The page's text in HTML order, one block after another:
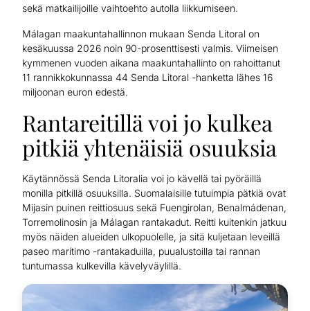
sekä matkailijoille vaihtoehto autolla liikkumiseen.
Málagan maakuntahallinnon mukaan Senda Litoral on
kesäkuussa 2026 noin 90-prosenttisesti valmis. Viimeisen
kymmenen vuoden aikana maakuntahallinto on rahoittanut
11 rannikkokunnassa 44 Senda Litoral -hanketta lähes 16
miljoonan euron edestä.
Rantareitillä voi jo kulkea
pitkiä yhtenäisiä osuuksia
Käytännössä Senda Litoralia voi jo kävellä tai pyöräillä
monilla pitkillä osuuksilla. Suomalaisille tutuimpia pätkiä ovat
Mijasin puinen reittiosuus sekä Fuengirolan, Benalmádenan,
Torremolinosin ja Málagan rantakadut. Reitti kuitenkin jatkuu
myös näiden alueiden ulkopuolelle, ja sitä kuljetaan leveillä
paseo marítimo -rantakaduilla, puualustoilla tai rannan
tuntumassa kulkevilla kävelyväylillä.